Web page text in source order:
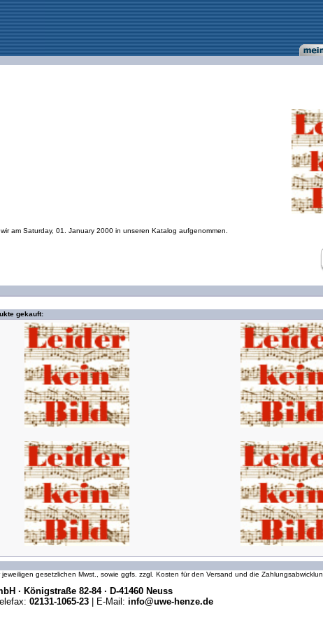
am Saturday, 01. January 2000 in unseren Katalog aufgenommen.
gekauft:
gesetzlichen Mwst., sowie ggfs. zzgl. Kosten für den Versand und die
· Königstraße 82-84 · D-41460 Neuss
02131-1065-23 | E-Mail: info@uwe-henze.de